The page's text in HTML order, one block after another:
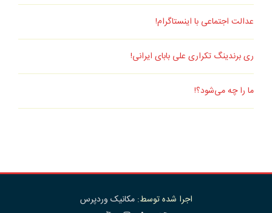
عدالت اجتماعی با اینستاگرام!
ری برندینگ تکراری علی بابای ایرانی!
ما را چه می‌شود؟!
اجرا شده توسط:مکانیک وردپرس